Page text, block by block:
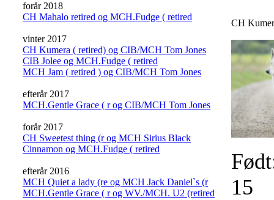
forår 2018
CH Mahalo retired og MCH.Fudge ( retired
vinter 2017
CH Kumera ( retired) og CIB/MCH Tom Jones
CIB Jolee og MCH.Fudge ( retired
MCH Jam ( retired ) og CIB/MCH Tom Jones
efterår 2017
MCH.Gentle Grace ( r og CIB/MCH Tom Jones
forår 2017
CH Sweetest thing (r og MCH Sirius Black
Cinnamon og MCH.Fudge ( retired
efterår 2016
MCH Quiet a lady (re og MCH Jack Daniel`s (r
MCH.Gentle Grace ( r og WV./MCH. U2 (retired
CH
15